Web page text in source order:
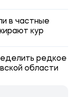
в частные
кур
редкое
области